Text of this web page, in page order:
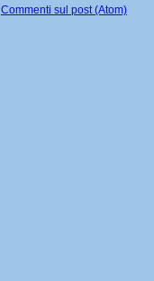
Commenti sul post (Atom)